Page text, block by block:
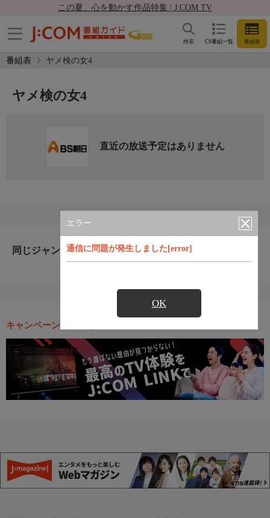
この夏、心を動かす作品特集 | J:COM TV
CS番組一覧 番組表
検索
番組表 ヤメ検の女4
エラー
通信に問題が発生しました[error]
OK
ヤメ検の女4
直近の放送予定はありません
同じジャンルのおすすめ番組
キャンペーン・お得な情報